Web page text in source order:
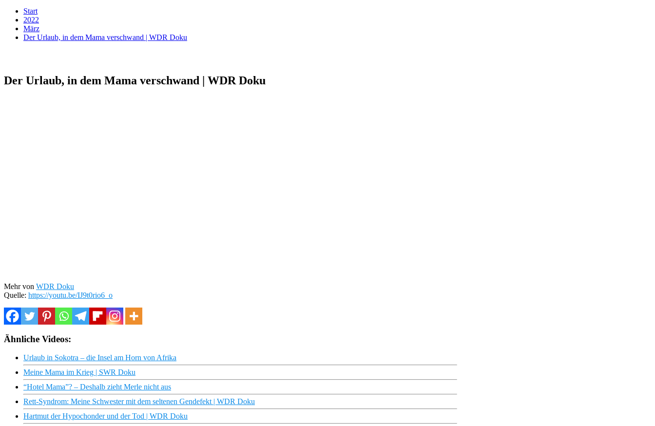
Start
2022
März
Der Urlaub, in dem Mama verschwand | WDR Doku
Der Urlaub, in dem Mama verschwand | WDR Doku
Mehr von WDR Doku
Quelle: https://youtu.be/IJ9t0rio6_o
Ähnliche Videos:
Urlaub in Sokotra – die Insel am Horn von Afrika
Meine Mama im Krieg | SWR Doku
“Hotel Mama”? – Deshalb zieht Merle nicht aus
Rett-Syndrom: Meine Schwester mit dem seltenen Gendefekt | WDR Doku
Hartmut der Hypochonder und der Tod | WDR Doku